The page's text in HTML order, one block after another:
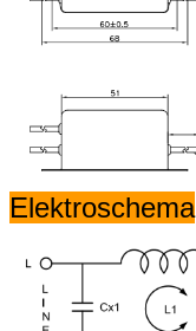
Elektroschema